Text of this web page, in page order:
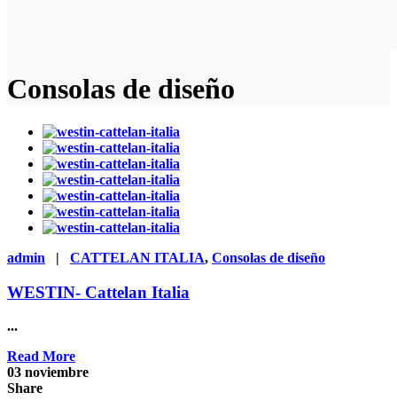
Consolas de diseño
admin | CATTELAN ITALIA, Consolas de diseño
WESTIN- Cattelan Italia
...
Read More
03 noviembre
Share